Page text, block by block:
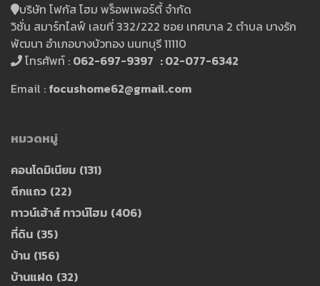
บริษัท โฟกัส โฮม พร็อพเพอร์ตี้ จำกัด
วิชั่น สมาร์ทไลฟ์ เลขที่ 332/222 ซอย เทศบาล 2 ตำบล บางรัก
พัฒนา อำเภอบางบัวทอง นนทบุรี 11110
โทรศัพท์ : 062-697-9397 : 02-077-6342
Email : focushome62@gmail.com
หมวดหมู่
คอนโดมิเนียม (131)
ตึกแถว (22)
ทาวน์เฮ้าส์ ทาวน์โฮม (406)
ที่ดิน (35)
บ้าน (156)
บ้านแฝด (32)